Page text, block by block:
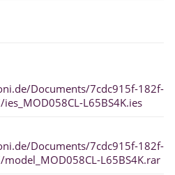
Documents/7cdc915f-182f-
L65BS4K.ies
Documents/7cdc915f-182f-
L65BS4K.rar